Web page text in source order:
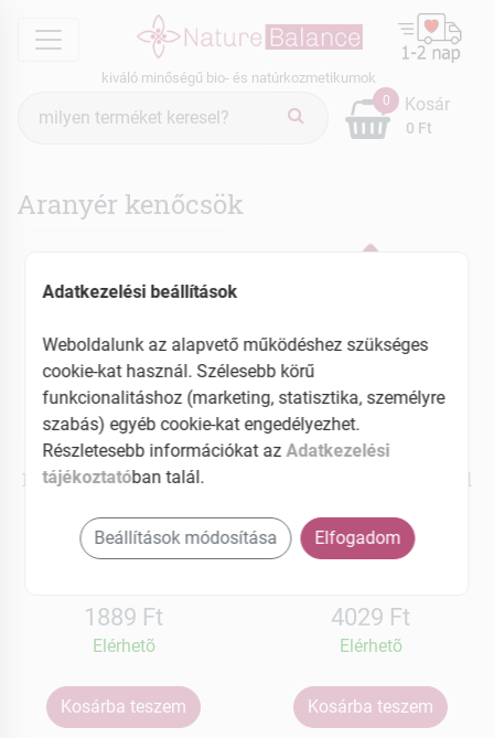
menu
kiváló minőségű bio- és natúrkozmetikumok
keresés
0
0 Ft
Kosár
Aranyér kenőcsök
Virde
Hemofit gél tölgyfakéreg
1889 Ft
Elérhetõ
Kosárba teszem
Hemostop
Gél max aranyérre 75 ml
4029 Ft
Elérhetõ
Kosárba teszem
Adatkezelési beállítások
Weboldalunk az alapvető működéshez szükséges
cookie-kat használ. Szélesebb körű
funkcionalitáshoz (marketing, statisztika, személyre
szabás) egyéb cookie-kat engedélyezhet.
Részletesebb információkat azAdatkezelési
tájékoztatóban talál.
Beállítások módosítása Elfogadom